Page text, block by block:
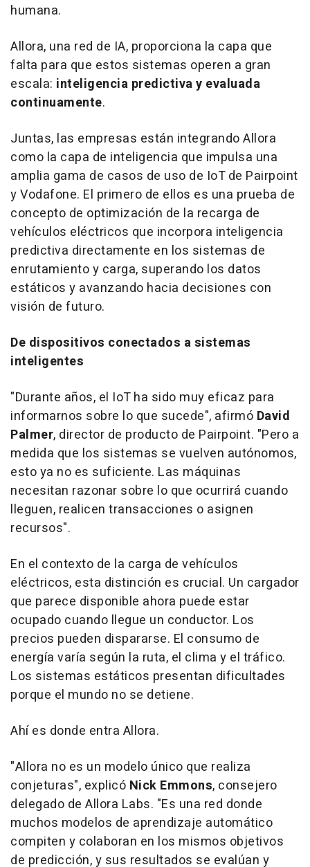
humana.
Allora, una red de IA, proporciona la capa que
falta para que estos sistemas operen a gran
escala: inteligencia predictiva y evaluada
continuamente.
Juntas, las empresas están integrando Allora
como la capa de inteligencia que impulsa una
amplia gama de casos de uso de IoT de Pairpoint
y Vodafone. El primero de ellos es una prueba de
concepto de optimización de la recarga de
vehículos eléctricos que incorpora inteligencia
predictiva directamente en los sistemas de
enrutamiento y carga, superando los datos
estáticos y avanzando hacia decisiones con
visión de futuro.
De dispositivos conectados a sistemas
inteligentes
"Durante años, el IoT ha sido muy eficaz para
informarnos sobre lo que sucede", afirmó David
Palmer, director de producto de Pairpoint. "Pero a
medida que los sistemas se vuelven autónomos,
esto ya no es suficiente. Las máquinas
necesitan razonar sobre lo que ocurrirá cuando
lleguen, realicen transacciones o asignen
recursos".
En el contexto de la carga de vehículos
eléctricos, esta distinción es crucial. Un cargador
que parece disponible ahora puede estar
ocupado cuando llegue un conductor. Los
precios pueden dispararse. El consumo de
energía varía según la ruta, el clima y el tráfico.
Los sistemas estáticos presentan dificultades
porque el mundo no se detiene.
Ahí es donde entra Allora.
"Allora no es un modelo único que realiza
conjeturas", explicó Nick Emmons, consejero
delegado de Allora Labs. "Es una red donde
muchos modelos de aprendizaje automático
compiten y colaboran en los mismos objetivos
de predicción, y sus resultados se evalúan y